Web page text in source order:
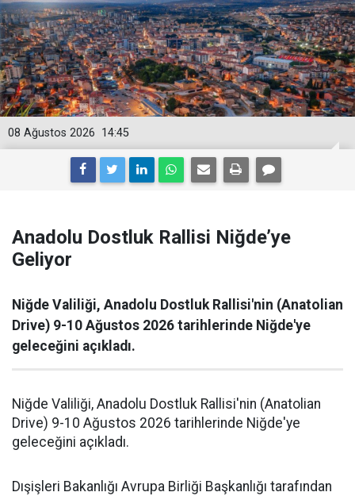
14:45
08 Ağustos 2026
Anadolu Dostluk Rallisi Niğde’ye
Geliyor
Niğde Valiliği, Anadolu Dostluk Rallisi'nin (Anatolian
Drive) 9-10 Ağustos 2026 tarihlerinde Niğde'ye
geleceğini açıkladı.
Niğde Valiliği, Anadolu Dostluk Rallisi'nin (Anatolian
Drive) 9-10 Ağustos 2026 tarihlerinde Niğde'ye
geleceğini açıkladı.
Dışişleri Bakanlığı Avrupa Birliği Başkanlığı tarafından